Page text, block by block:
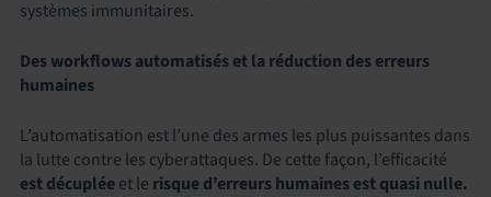
systèmes immunitaires.
Des workflows automatisés et la réduction des erreurs
humaines
L’automatisation est l’une des armes les plus puissantes dans
la lutte contre les cyberattaques. De cette façon, l’efficacité
est décupléeet le risque d’erreurs humaines est quasi nulle.